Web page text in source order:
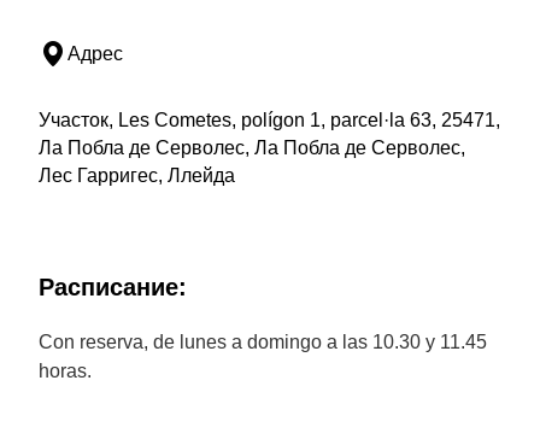
Адрес
Участок, Les Cometes, polígon 1, parcel·la 63, 25471,
Ла Побла де Серволес, Ла Побла де Серволес,
Лес Гарригес, Ллейда
Расписание:
Con reserva, de lunes a domingo a las 10.30 y 11.45
horas.